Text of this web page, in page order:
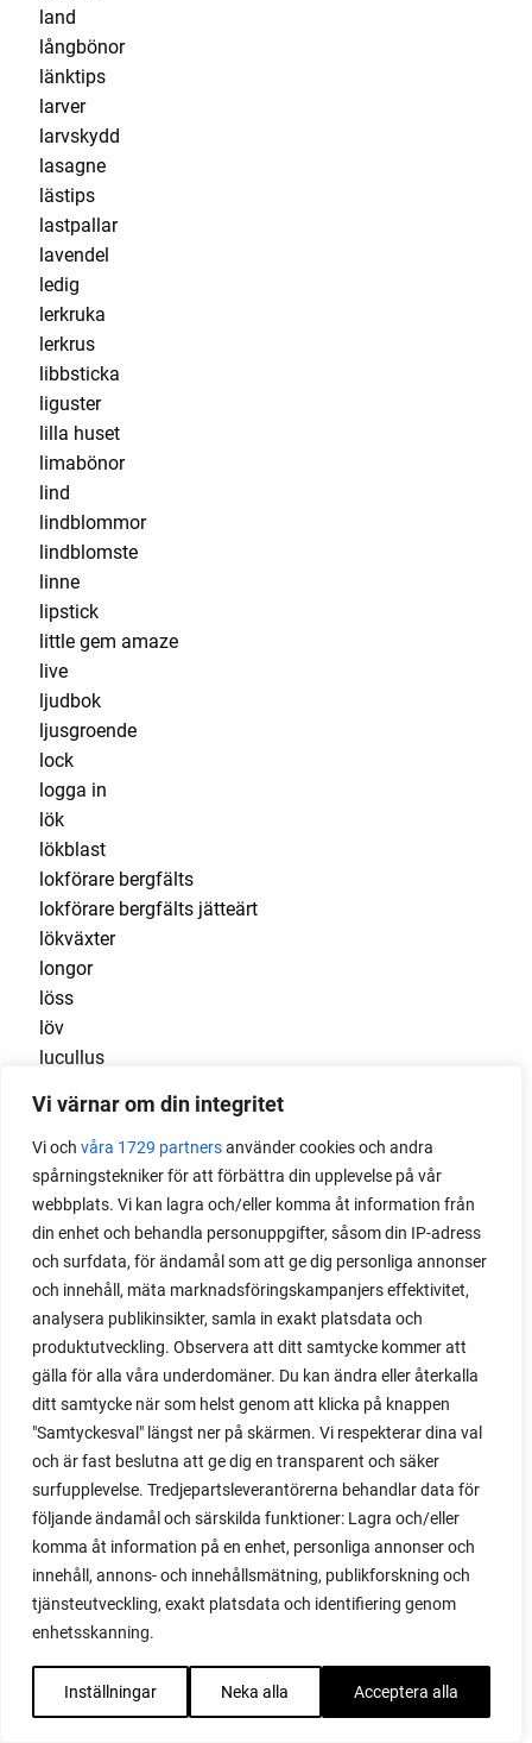
Vi värnar om din integritet
Vi och våra 1729 partnersanvänder cookies och andra
spårningstekniker för att förbättra din upplevelse på vår
webbplats. Vi kan lagra och/eller komma åt information från
din enhet och behandla personuppgifter, såsom din IP-adress
och surfdata, för ändamål som att ge dig personliga annonser
och innehåll, mäta marknadsföringskampanjers effektivitet,
analysera publikinsikter, samla in exakt platsdata och
produktutveckling. Observera att ditt samtycke kommer att
gälla för alla våra underdomäner. Du kan ändra eller återkalla
ditt samtycke när som helst genom att klicka på knappen
"Samtyckesval" längst ner på skärmen. Vi respekterar dina val
och är fast beslutna att ge dig en transparent och säker
surfupplevelse. Tredjepartsleverantörerna behandlar data för
följande ändamål och särskilda funktioner: Lagra och/eller
komma åt information på en enhet, personliga annonser och
innehåll, annons- och innehållsmätning, publikforskning och
tjänsteutveckling, exakt platsdata och identifiering genom
enhetsskanning.
Inställningar Neka alla Acceptera alla
land
långbönor
länktips
larver
larvskydd
lasagne
lästips
lastpallar
lavendel
ledig
lerkruka
lerkrus
libbsticka
liguster
lilla huset
limabönor
lind
lindblommor
lindblomste
linne
lipstick
little gem amaze
live
ljudbok
ljusgroende
lock
logga in
lök
lökblast
lokförare bergfälts
lokförare bergfälts jätteärt
lökväxter
longor
löss
löv
lucullus
luktärt
luktärter
Luleå
maché
majrova
majs
majskolvar
majskorn
måla
malou efter tio
mangold
märgärt
märgärter
markduk
marmelad
mars
marsvin
mask
maskrosor
mässa